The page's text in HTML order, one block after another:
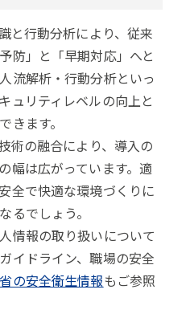
と行動分析により、従来
防」と「早期対応」へと
流解析・行動分析といっ
ュリティレベルの向上と
きます。
術の融合により、導入の
幅は広がっています。適
全で快適な環境づくりに
るでしょう。
情報の取り扱いについて
イドライン、職場の安全
の安全衛生情報もご参照